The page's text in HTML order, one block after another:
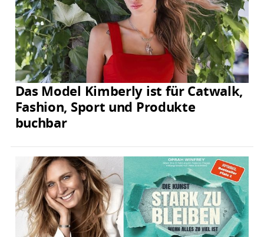
Das Model Kimberly ist für Catwalk,
Fashion, Sport und Produkte
buchbar